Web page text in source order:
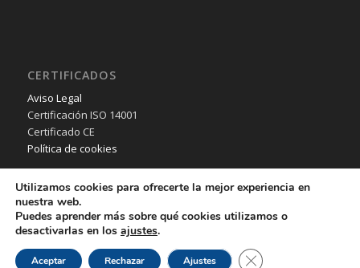
CERTIFICADOS
Aviso Legal
Certificación ISO 14001
Certificado CE
Política de cookies
© Copyright - TACEMA SL - 2018 - Desarrollo Web porB2B activa
Utilizamos cookies para ofrecerte la mejor experiencia en
nuestra web.
Puedes aprender más sobre qué cookies utilizamos o
desactivarlas en los ajustes.
Aceptar Rechazar Ajustes Cerrar el banner de